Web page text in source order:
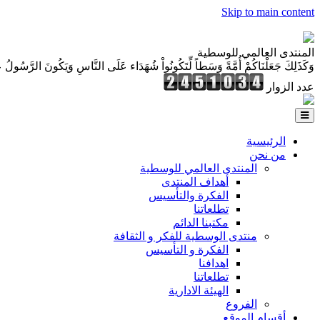
Skip to main content
المنتدى العالمي للوسطية
وَكَذَلِكَ جَعَلْنَاكُمْ أُمَّةً وَسَطاً لِّتَكُونُواْ شُهَدَاء عَلَى النَّاسِ وَيَكُونَ الرَّسُولُ
عدد الزوار
الرئيسية
من نحن
المنتدى العالمي للوسطية
أهداف المنتدى
الفكرة والتأسيس
تطلعاتنا
مكتبنا الدائم
منتدى الوسطية للفكر و الثقافة
الفكرة و التأسيس
اهدافنا
تطلعاتنا
الهيئة الادارية
الفروع
أقسام الموقع